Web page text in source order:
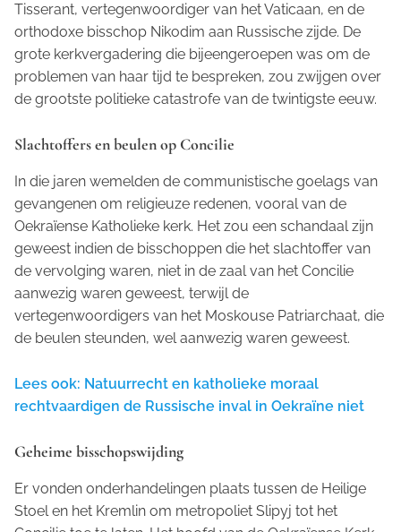
Tisserant, vertegenwoordiger van het Vaticaan, en de
orthodoxe bisschop Nikodim aan Russische zijde. De
grote kerkvergadering die bijeengeroepen was om de
problemen van haar tijd te bespreken, zou zwijgen over
de grootste politieke catastrofe van de twintigste eeuw.
Slachtoffers en beulen op Concilie
In die jaren wemelden de communistische goelags van
gevangenen om religieuze redenen, vooral van de
Oekraïense Katholieke kerk. Het zou een schandaal zijn
geweest indien de bisschoppen die het slachtoffer van
de vervolging waren, niet in de zaal van het Concilie
aanwezig waren geweest, terwijl de
vertegenwoordigers van het Moskouse Patriarchaat, die
de beulen steunden, wel aanwezig waren geweest.
Lees ook: Natuurrecht en katholieke moraal
rechtvaardigen de Russische inval in Oekraïne niet
Geheime bisschopswijding
Er vonden onderhandelingen plaats tussen de Heilige
Stoel en het Kremlin om metropoliet Slipyj tot het